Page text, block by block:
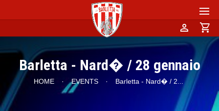
person shopping_cart
Barletta - Nard� / 28 gennaio
HOME · EVENTS · Barletta - Nard� / 2...